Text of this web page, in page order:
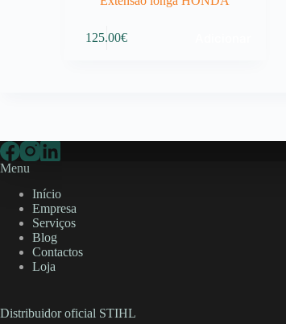
125.00€
Menu
Início
Empresa
Serviços
Blog
Contactos
Loja
Distribuidor oficial STIHL